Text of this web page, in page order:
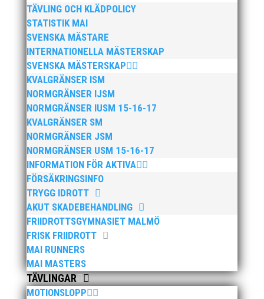
TÄVLING OCH KLÄDPOLICY
STATISTIK MAI
SVENSKA MÄSTARE
INTERNATIONELLA MÄSTERSKAP
SVENSKA MÄSTERSKAP
KVALGRÄNSER ISM
NORMGRÄNSER IJSM
NORMGRÄNSER IUSM 15-16-17
KVALGRÄNSER SM
NORMGRÄNSER JSM
NORMGRÄNSER USM 15-16-17
INFORMATION FÖR AKTIVA
FÖRSÄKRINGSINFO
TRYGG IDROTT
AKUT SKADEBEHANDLING
FRIIDROTTSGYMNASIET MALMÖ
FRISK FRIIDROTT
MAI RUNNERS
MAI MASTERS
TÄVLINGAR
MOTIONSLOPP